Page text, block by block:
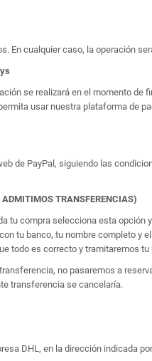
En cualquier caso, la operación
se realizará en el momento de
usar nuestra plataforma de
de PayPal, siguiendo las
TRANSFERENCIAS)
tu compra selecciona esta
tu banco, tu nombre completo y
todo es correcto y tramitaremos tu
no pasaremos a
transferencia se cancelaría.
DHL, en la dirección indicada